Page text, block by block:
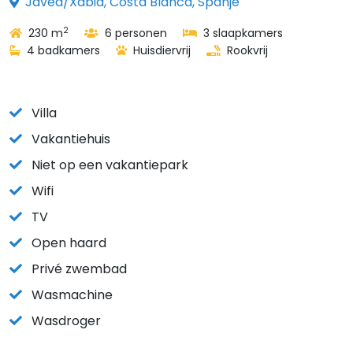
230 m2 6 personen
3 slaapkamers
4 badkamers
Huisdiervrij Rookvrij
Villa
Vakantiehuis
Niet op een vakantiepark
Wifi
TV
Open haard
Privé zwembad
Wasmachine
Wasdroger